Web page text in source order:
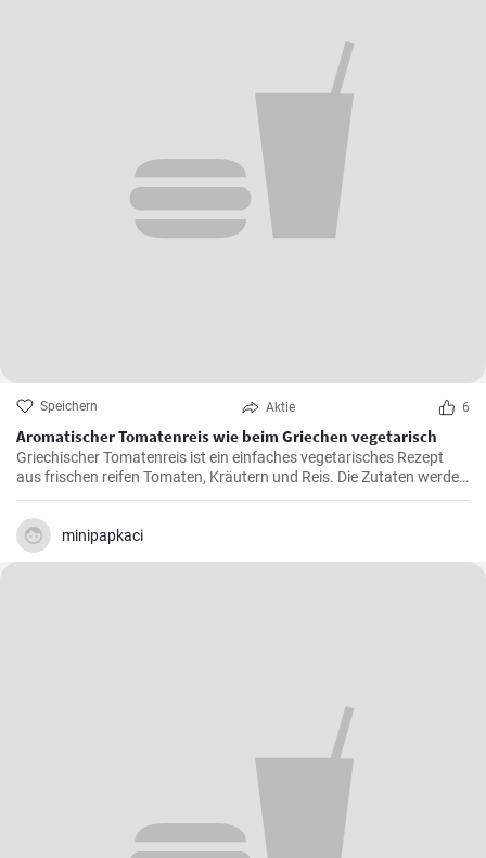
Speichern Aktie 6
Aromatischer Tomatenreis wie beim Griechen vegetarisch
Griechischer Tomatenreis ist ein einfaches vegetarisches Rezept
aus frischen reifen Tomaten, Kräutern und Reis. Die Zutaten werden
zusammen gekocht und als vegetarische Hauptspeise zu Brot oder
Fetakäse genossen. Schnell und einfach zubereitet.
minipapkaci